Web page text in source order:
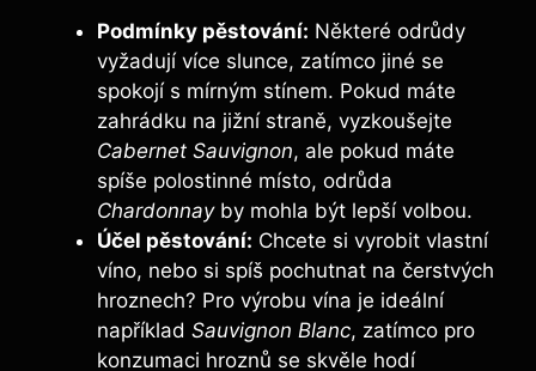
Podmínky pěstování: Některé odrůdy
‍vyžadují‌ více slunce, zatímco jiné se
spokojí s mírným stínem. Pokud máte
zahrádku na jižní straně,⁤ vyzkoušejte
Cabernet Sauvignon, ale pokud máte
spíše polostinné místo, odrůda
Chardonnayby mohla být lepší volbou.
Účel pěstování: Chcete si vyrobit⁣ vlastní
víno, nebo si spíš‌ pochutnat na čerstvých
hroznech? Pro výrobu vína je ideální
například Sauvignon Blanc, zatímco pro
konzumaci hroznů se ‍skvěle hodí